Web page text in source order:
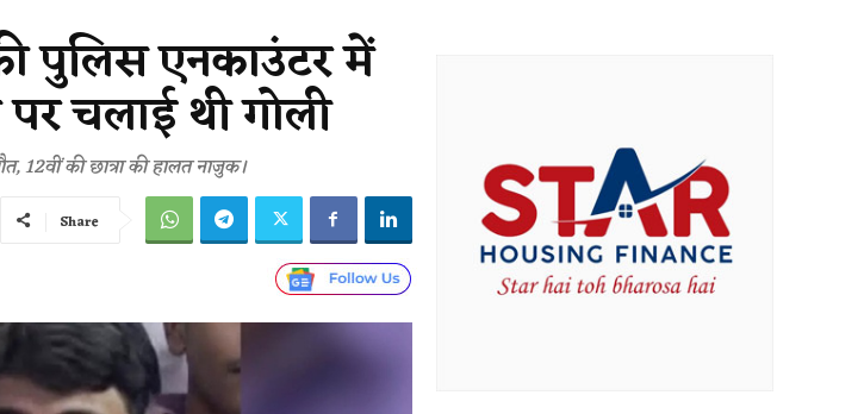
पुलिस एनकाउंटर में
चलाई थी गोली
12वीं की छात्रा की हालत नाजुक।
Share